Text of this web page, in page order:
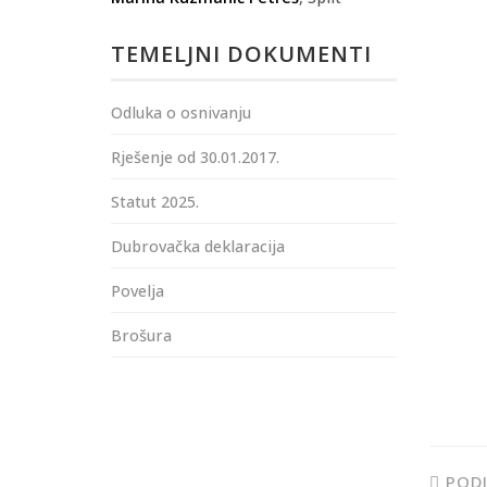
TEMELJNI DOKUMENTI
Odluka o osnivanju
Rješenje od 30.01.2017.
Statut 2025.
Dubrovačka deklaracija
Povelja
Brošura